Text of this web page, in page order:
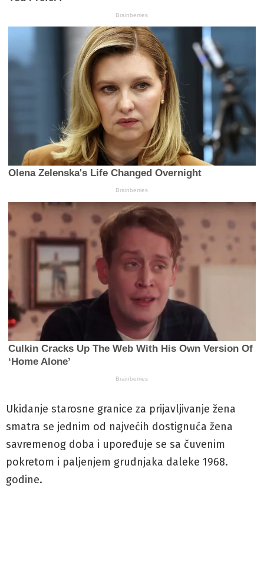
Ukidanje starosne granice za prijavljivanje žena
smatra se jednim od najvećih dostignuća žena
savremenog doba i upoređuje se sa čuvenim
pokretom i paljenjem grudnjaka daleke 1968.
godine.